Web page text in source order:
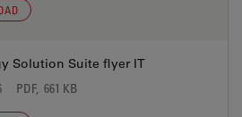
Solution Suite flyer IT
PDF, 661 KB